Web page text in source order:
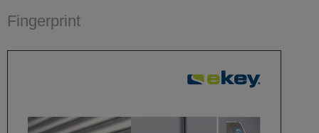
Hauptinhalt
Fingerprint